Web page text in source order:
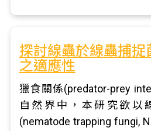
探討線蟲於線蟲捕捉
之適應性
獵食關係(predator-prey
自然界中，本研究欲以
(nematode trapping fungi,